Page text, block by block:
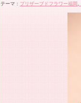
テーマ： プリザーブドフラワー福岡